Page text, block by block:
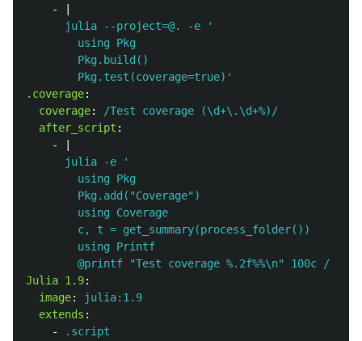
-
julia --project=@. -e '
using Pkg
Pkg.build()
Pkg.test(coverage=true)'
.coverage:
coverage:
/Test coverage (\d+\.\d+%)/
after_script :
-
julia -e '
using Pkg
Pkg.add("Coverage")
using Coverage
c, t = get_summary(process_folder())
using Printf
@printf "Test coverage %.2f%%\n" 100c / t'
Julia 1.9:
image:
julia:1.9
extends :
-
.script